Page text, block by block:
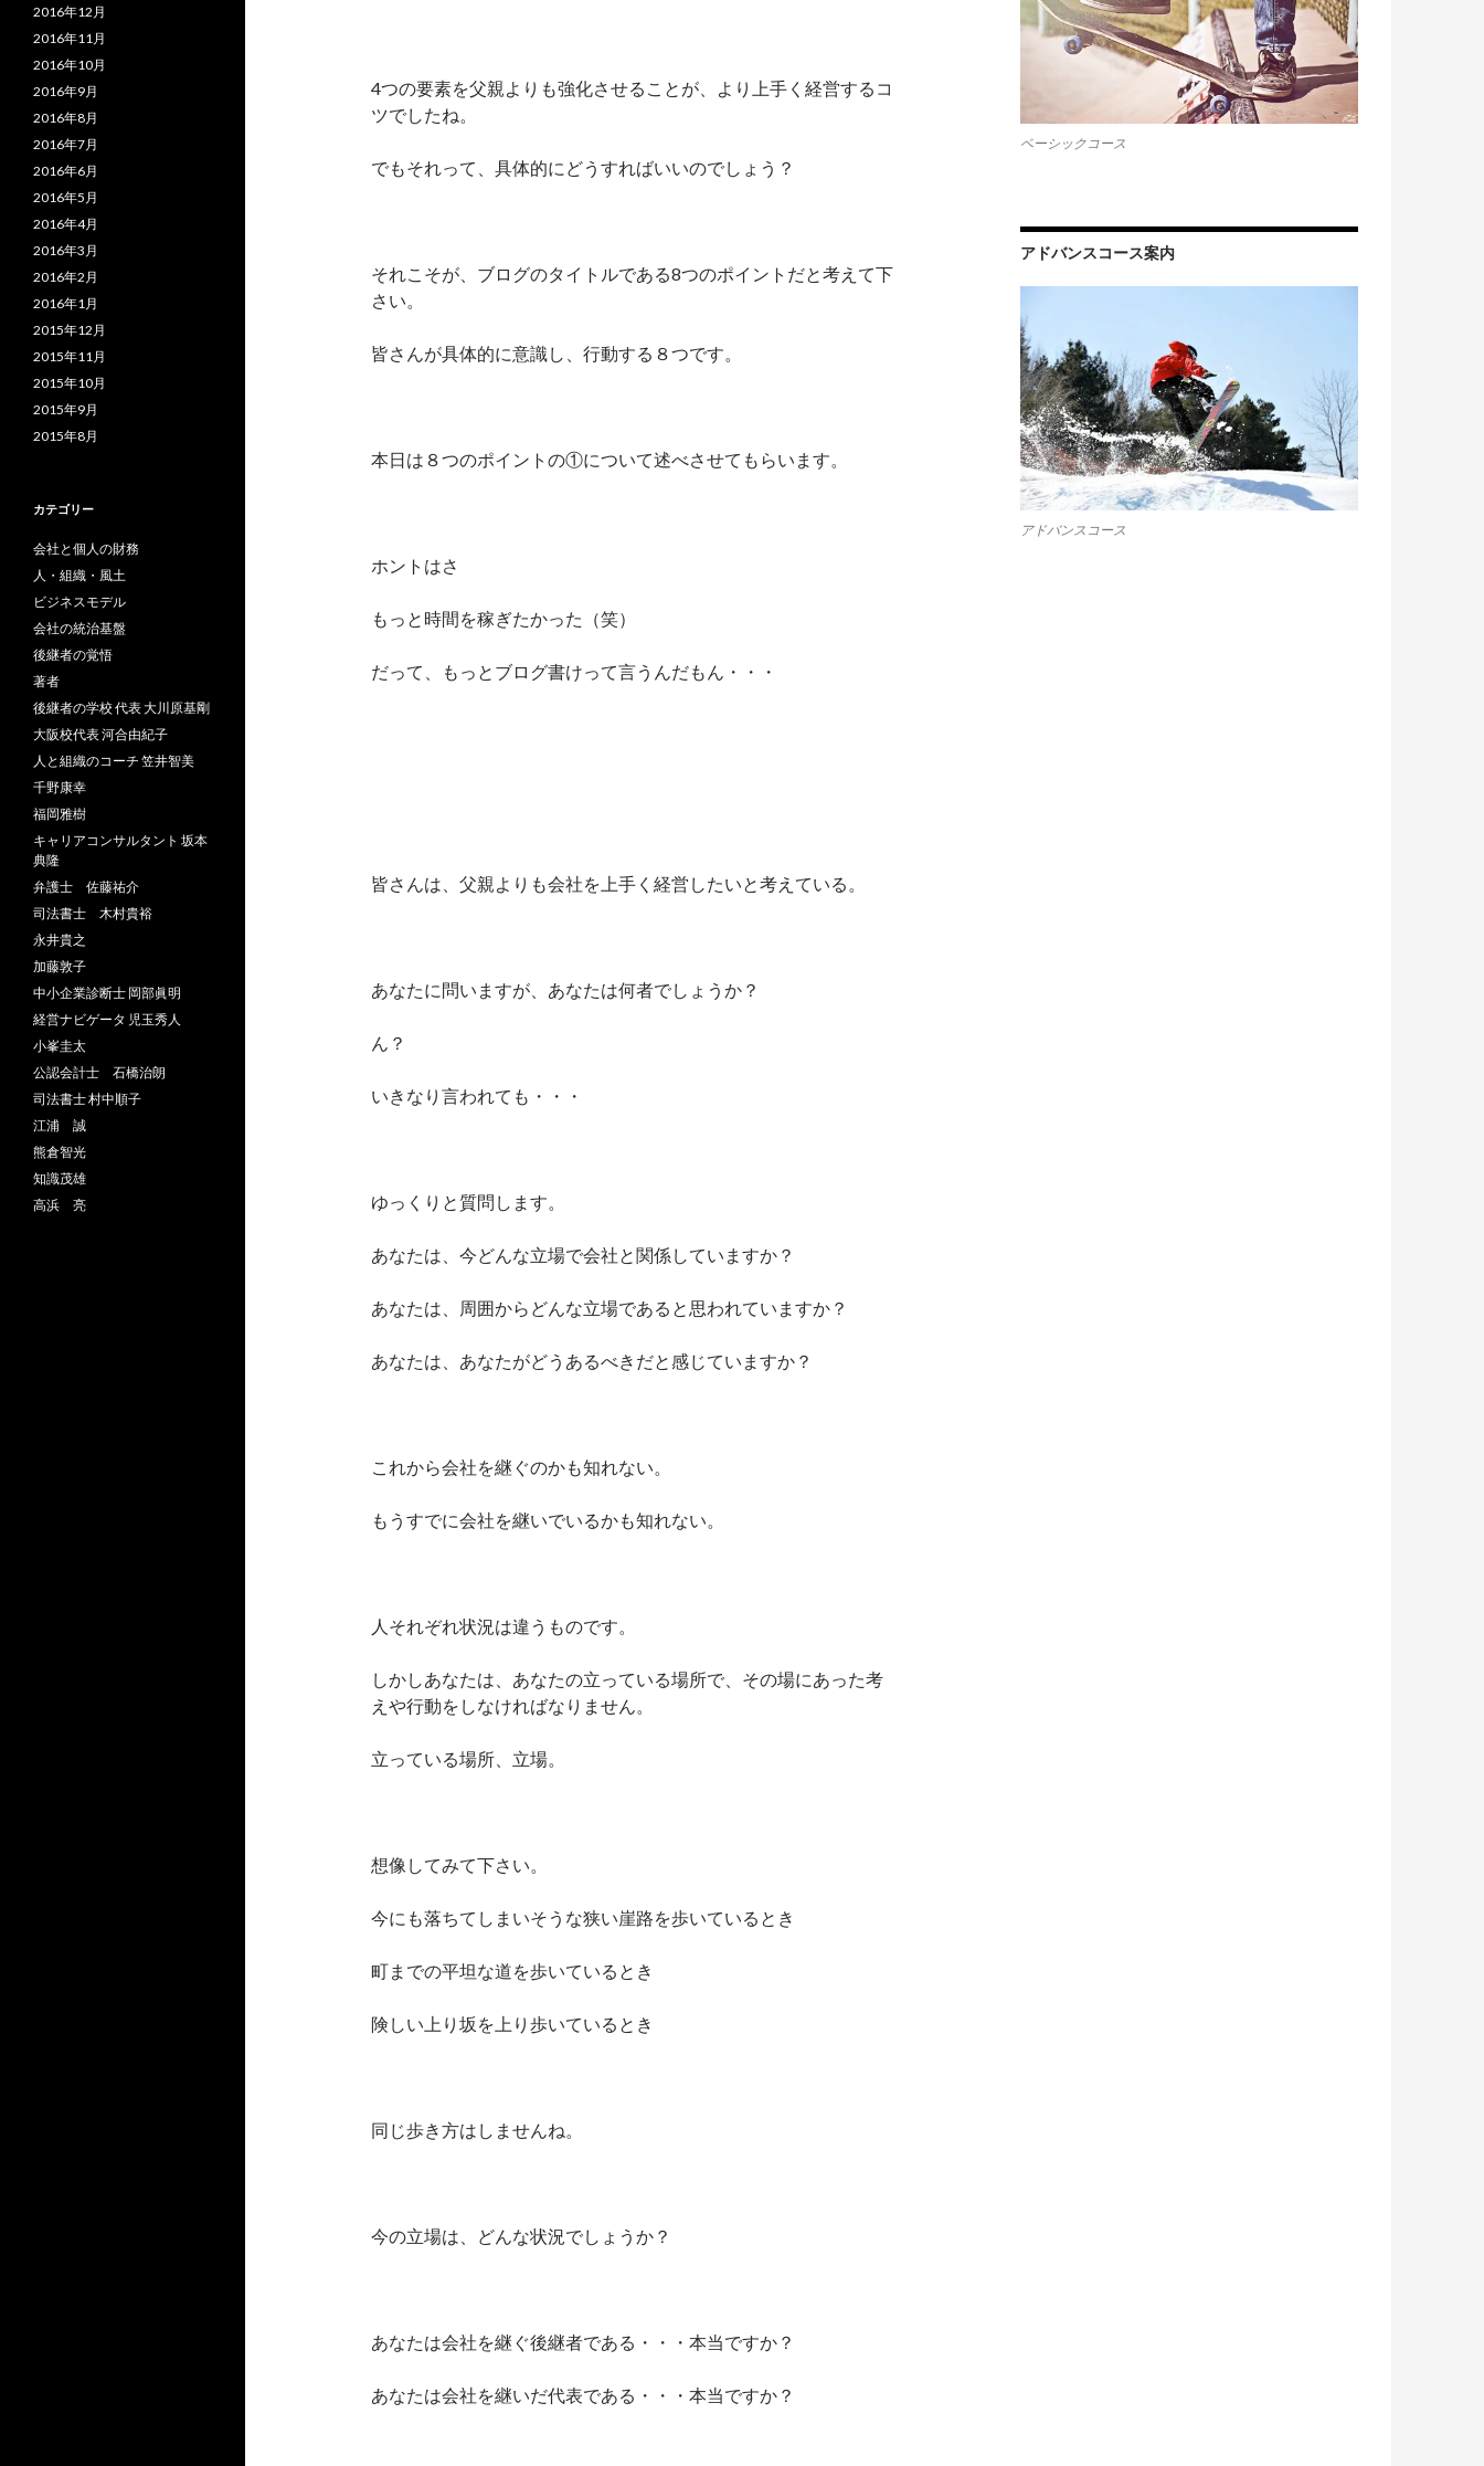
4つの要素を父親よりも強化させることが、より上手く経営するコ
ツでしたね。
でもそれって、具体的にどうすればいいのでしょう？
それこそが、ブログのタイトルである8つのポイントだと考えて下
さい。
皆さんが具体的に意識し、行動する８つです。
本日は８つのポイントの①について述べさせてもらいます。
ホントはさ
もっと時間を稼ぎたかった（笑）
だって、もっとブログ書けって言うんだもん・・・
皆さんは、父親よりも会社を上手く経営したいと考えている。
あなたに問いますが、あなたは何者でしょうか？
ん？
いきなり言われても・・・
ゆっくりと質問します。
あなたは、今どんな立場で会社と関係していますか？
あなたは、周囲からどんな立場であると思われていますか？
あなたは、あなたがどうあるべきだと感じていますか？
これから会社を継ぐのかも知れない。
もうすでに会社を継いでいるかも知れない。
人それぞれ状況は違うものです。
しかしあなたは、あなたの立っている場所で、その場にあった考
えや行動をしなければなりません。
立っている場所、立場。
想像してみて下さい。
今にも落ちてしまいそうな狭い崖路を歩いているとき
町までの平坦な道を歩いているとき
険しい上り坂を上り歩いているとき
同じ歩き方はしませんね。
今の立場は、どんな状況でしょうか？
あなたは会社を継ぐ後継者である・・・本当ですか？
あなたは会社を継いだ代表である・・・本当ですか？
ベーシックコース
アドバンスコース案内
アドバンスコース
2016年12月
2016年11月
2016年10月
2016年9月
2016年8月
2016年7月
2016年6月
2016年5月
2016年4月
2016年3月
2016年2月
2016年1月
2015年12月
2015年11月
2015年10月
2015年9月
2015年8月
カテゴリー
会社と個人の財務
人・組織・風土
ビジネスモデル
会社の統治基盤
後継者の覚悟
著者
後継者の学校 代表 大川原基剛
大阪校代表 河合由紀子
人と組織のコーチ 笠井智美
千野康幸
福岡雅樹
キャリアコンサルタント 坂本
典隆
弁護士 佐藤祐介
司法書士 木村貴裕
永井貴之
加藤敦子
中小企業診断士 岡部眞明
経営ナビゲータ 児玉秀人
小峯圭太
公認会計士 石橋治朗
司法書士 村中順子
江浦 誠
熊倉智光
知識茂雄
高浜 亮